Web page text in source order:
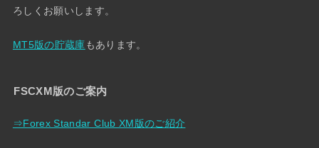
ろしくお願いします。
MT5版の貯蔵庫もあります。
FSCXM版のご案内
⇒Forex Standar Club XM版のご紹介